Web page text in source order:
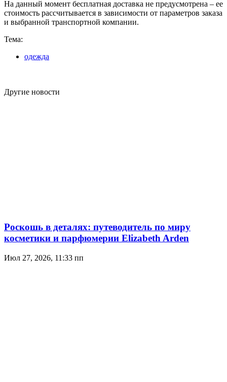
На данный момент бесплатная доставка не предусмотрена – ее
стоимость рассчитывается в зависимости от параметров заказа
и выбранной транспортной компании.
Тема:
одежда
Другие новости
Роскошь в деталях: путеводитель по миру
косметики и парфюмерии Elizabeth Arden
Июл 27, 2026, 11:33 пп